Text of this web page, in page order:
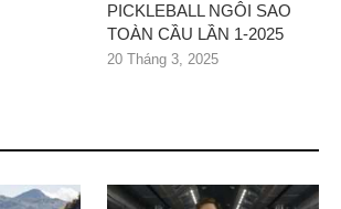
PICKLEBALL NGÔI SAO
TOÀN CẦU LẦN 1-2025
20 Tháng 3, 2025